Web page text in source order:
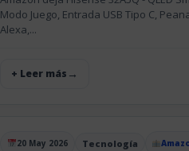
Modo Juego, Entrada USB Tipo C,
Alexa,...
+ Leer más
20 May 2026 Tecnología